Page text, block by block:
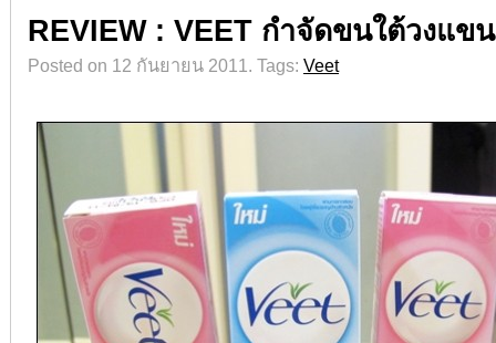
REVIEW : VEET กำจัดขนใต้วงแข
Posted on 12 กันยายน 2011. Tags: Veet